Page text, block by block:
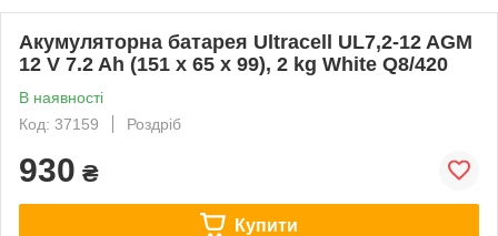
Акумуляторна батарея Ultracell UL7,2-12 AGM
12 V 7.2 Ah (151 x 65 x 99), 2 kg White Q8/420
В наявності
Код: 37159
Роздріб
930 ₴
Купити